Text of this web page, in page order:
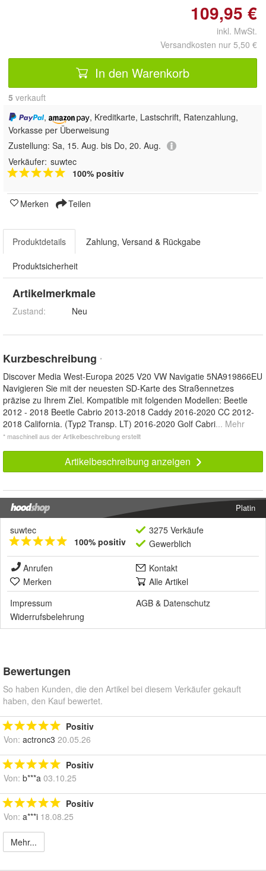
109,95 €
inkl. MwSt.
Versandkosten nur 5,50 €
In den Warenkorb
5 verkauft
,
, Kreditkarte, Lastschrift, Ratenzahlung,
Vorkasse per Überweisung
Zustellung: Sa, 15. Aug. bis Do, 20. Aug.
Verkäufer: suwtec
100% positiv
Merken Teilen
Produktdetails Zahlung, Versand & Rückgabe
Produktsicherheit
Artikelmerkmale
Zustand: Neu
Kurzbeschreibung *
Discover Media West-Europa 2025 V20 VW Navigatie 5NA919866EU
Navigieren Sie mit der neuesten SD-Karte des Straßennetzes
präzise zu Ihrem Ziel. Kompatible mit folgenden Modellen: Beetle
2012 - 2018 Beetle Cabrio 2013-2018 Caddy 2016-2020 CC 2012-
2018 California. (Typ2 Transp. LT) 2016-2020 Golf Cabri... Mehr
* maschinell aus der Artikelbeschreibung erstellt
Artikelbeschreibung anzeigen
Platin
suwtec
100% positiv
3275 Verkäufe
Gewerblich
Anrufen
Kontakt
Merken
Alle Artikel
Impressum
AGB & Datenschutz
Widerrufsbelehrung
Bewertungen
So haben Kunden, die den Artikel bei diesem Verkäufer gekauft
haben, den Kauf bewertet.
Positiv
Von: actronc3 20.05.26
Positiv
Von: b***a 03.10.25
Positiv
Von: a***i 18.08.25
Mehr...